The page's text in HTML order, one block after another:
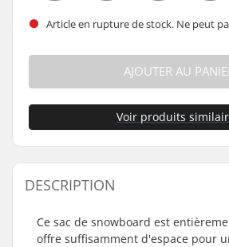
Article en rupture de stock. Ne peut
AJOUTER AU
Voir produits
DESCRIPTION
Ce sac de snowboard est
offre suffisamment d'espace pour